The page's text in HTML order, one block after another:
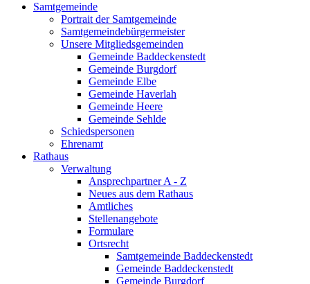
Samtgemeinde
Portrait der Samtgemeinde
Samtgemeindebürgermeister
Unsere Mitgliedsgemeinden
Gemeinde Baddeckenstedt
Gemeinde Burgdorf
Gemeinde Elbe
Gemeinde Haverlah
Gemeinde Heere
Gemeinde Sehlde
Schiedspersonen
Ehrenamt
Rathaus
Verwaltung
Ansprechpartner A - Z
Neues aus dem Rathaus
Amtliches
Stellenangebote
Formulare
Ortsrecht
Samtgemeinde Baddeckenstedt
Gemeinde Baddeckenstedt
Gemeinde Burgdorf